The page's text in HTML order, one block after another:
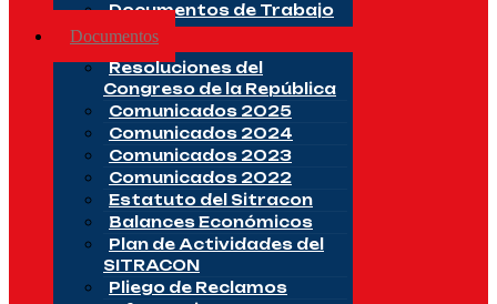
Documentos de Trabajo
Documentos
Resoluciones del
Congreso de la República
Comunicados 2025
Comunicados 2024
Comunicados 2023
Comunicados 2022
Estatuto del Sitracon
Balances Económicos
Plan de Actividades del
SITRACON
Pliego de Reclamos